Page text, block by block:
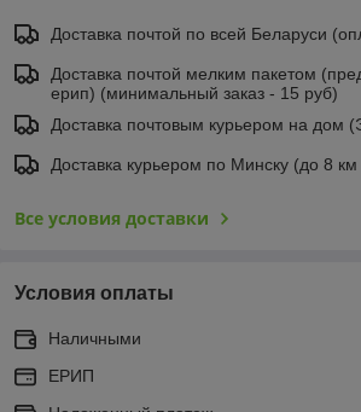
Доставка почтой по всей Беларуси
Доставка почтой мелким пакетом
ерип) (минимальный заказ - 15 руб)
Доставка почтовым курьером на дом
Доставка курьером по Минску (до 8
Все условия доставки
Условия оплаты
Наличными
ЕРИП